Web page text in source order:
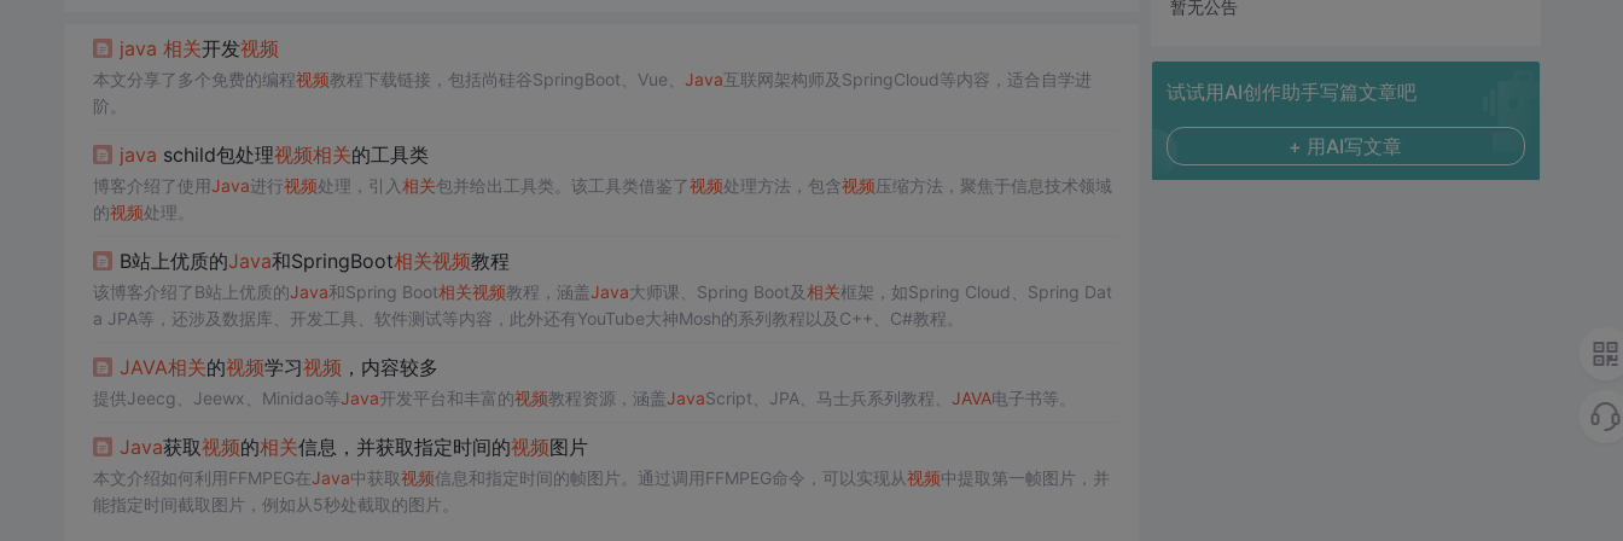
java 相关开发视频
本文分享了多个免费的编程视频教程下载链接，包括尚硅谷SpringBoot、Vue、 Java互联网架构师及SpringCloud等内容，适合自学进
阶。
java schild包处理视频相关的工具类
博客介绍了使用Java进行视频处理，引入相关包并给出工具类。该工具类借鉴了视频处理方法，包含视频压缩方法，聚焦于信息技术领域
的视频处理。
B站上优质的Java和SpringBoot相关视频教程
该博客介绍了B站上优质的Java和Spring Boot相关视频教程，涵盖Java大师课、Spring Boot及相关框架，如Spring Cloud、Spring Dat
a JPA等，还涉及数据库、开发工具、软件测试等内容，此外还有YouTube大神Mosh的系列教程以及C++、C#教程。
JAVA相关的视频学习视频 ，内容较多
提供Jeecg、Jeewx、Minidao等Java开发平台和丰富的视频教程资源，涵盖JavaScript、JPA、马士兵系列教程、 JAVA电子书等。
Java获取视频的相关信息，并获取指定时间的视频图片
本文介绍如何利用FFMPEG在Java中获取视频信息和指定时间的帧图片。通过调用FFMPEG命令，可以实现从视频中提取第一帧图片，并
能指定时间截取图片，例如从5秒处截取的图片。
暂无公告
试试用AI创作助手写篇文章吧
+ 用AI写文章